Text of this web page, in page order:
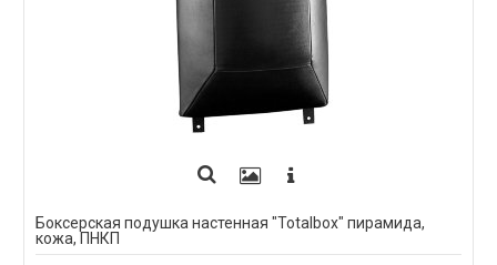
Боксерская подушка настенная "Totalbox" пирамида,
кожа, ПНКП